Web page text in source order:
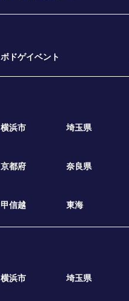
ボドゲイベント
横浜市 埼玉県
京都府 奈良県
甲信越 東海
横浜市 埼玉県